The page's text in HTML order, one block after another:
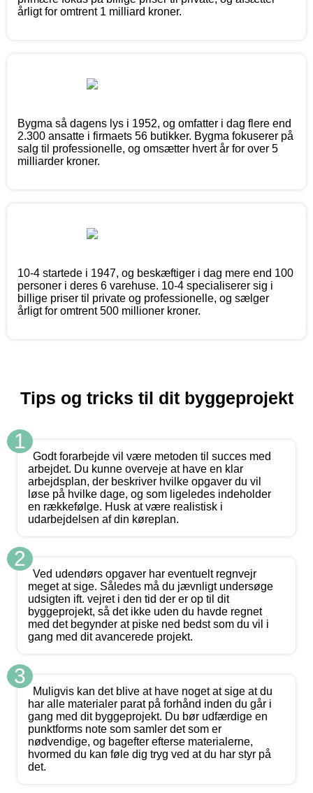
årligt for omtrent 1 milliard kroner.
Bygma så dagens lys i 1952, og omfatter i dag flere end
2.300 ansatte i firmaets 56 butikker. Bygma fokuserer på
salg til professionelle, og omsætter hvert år for over 5
milliarder kroner.
10-4 startede i 1947, og beskæftiger i dag mere end 100
personer i deres 6 varehuse. 10-4 specialiserer sig i
billige priser til private og professionelle, og sælger
årligt for omtrent 500 millioner kroner.
Tips og tricks til dit byggeprojekt
1
Godt forarbejde vil være metoden til succes med
arbejdet. Du kunne overveje at have en klar
arbejdsplan, der beskriver hvilke opgaver du vil
løse på hvilke dage, og som ligeledes indeholder
en rækkefølge. Husk at være realistisk i
udarbejdelsen af din køreplan.
2
Ved udendørs opgaver har eventuelt regnvejr
meget at sige. Således må du jævnligt undersøge
udsigten ift. vejret i den tid der er op til dit
byggeprojekt, så det ikke uden du havde regnet
med det begynder at piske ned bedst som du vil i
gang med dit avancerede projekt.
3
Muligvis kan det blive at have noget at sige at du
har alle materialer parat på forhånd inden du går i
gang med dit byggeprojekt. Du bør udfærdige en
punktforms note som samler det som er
nødvendige, og bagefter efterse materialerne,
hvormed du kan føle dig tryg ved at du har styr på
det.